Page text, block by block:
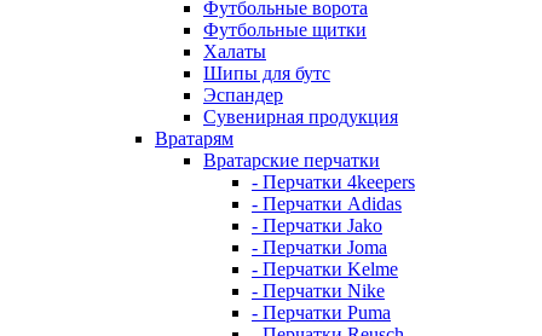
Футбольные ворота
Футбольные щитки
Халаты
Шипы для бутс
Эспандер
Сувенирная продукция
Вратарям
Вратарские перчатки
- Перчатки 4keepers
- Перчатки Adidas
- Перчатки Jako
- Перчатки Joma
- Перчатки Kelme
- Перчатки Nike
- Перчатки Puma